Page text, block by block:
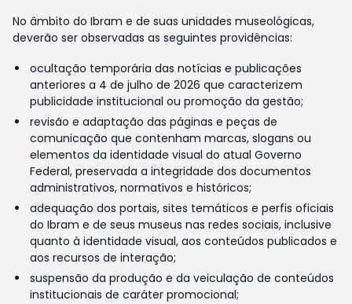
No âmbito do Ibram e de suas unidades museológicas,
deverão ser observadas as seguintes providências:
ocultação temporária das notícias e publicações
anteriores a 4 de julho de 2026 que caracterizem
publicidade institucional ou promoção da gestão;
revisão e adaptação das páginas e peças de
comunicação que contenham marcas, slogans ou
elementos da identidade visual do atual Governo
Federal, preservada a integridade dos documentos
administrativos, normativos e históricos;
adequação dos portais, sites temáticos e perfis oficiais
do Ibram e de seus museus nas redes sociais, inclusive
quanto à identidade visual, aos conteúdos publicados e
aos recursos de interação;
suspensão da produção e da veiculação de conteúdos
institucionais de caráter promocional;